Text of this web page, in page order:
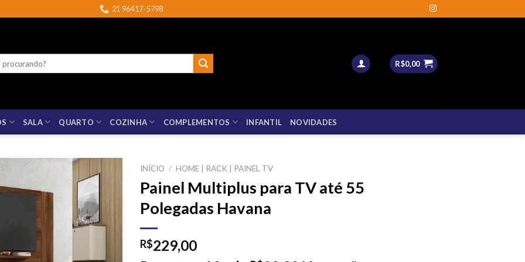
21 96417-5798
R$0,00
SALA QUARTO COZINHA COMPLEMENTOS INFANTIL NOVIDADES
INÍCIO / HOME | RACK | PAINEL TV
Painel Multiplus para TV até 55
Polegadas Havana
R$229,00